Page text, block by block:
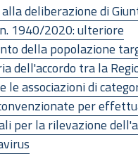
deliberazione di
1940/2020: ulteriore
della popolazione
dell'accordo tra la
le associazioni di
per
per la rilevazione